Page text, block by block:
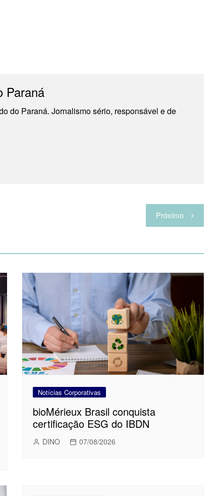
Paraná
do Paraná. Jornalismo sério, responsável e de
Próximo
Notícias Corporativas
bioMérieux Brasil conquista
certificação ESG do IBDN
DINO 07/08/2026